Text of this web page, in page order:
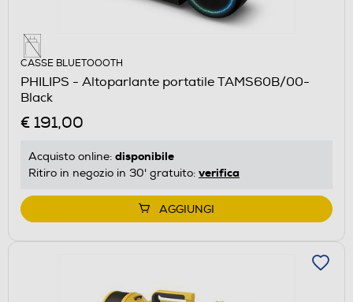
CASSE BLUETOOOTH
PHILIPS - Altoparlante portatile TAMS60B/00-
Black
€ 191,00
Acquisto online: disponibile
Ritiro in negozio in 30' gratuito: verifica
AGGIUNGI